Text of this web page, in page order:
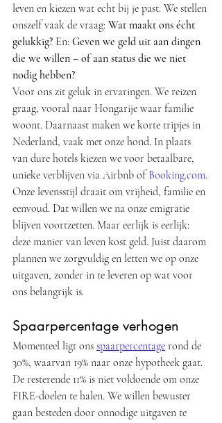
leven en kiezen wat echt bij je past. We stellen
onszelf vaak de vraag: Wat maakt ons écht
gelukkig? En: Geven we geld uit aan dingen
die we willen – of aan status die we niet
nodig hebben?
Voor ons zit geluk in ervaringen. We reizen
graag, vooral naar Hongarije waar familie
woont. Daarnaast maken we korte tripjes in
Nederland, vaak met onze hond. In plaats
van dure hotels kiezen we voor betaalbare,
unieke verblijven via Airbnb of Booking.com.
Onze levensstijl draait om vrijheid, familie en
eenvoud. Dat willen we na onze emigratie
blijven voortzetten. Maar eerlijk is eerlijk:
deze manier van leven kost geld. Juist daarom
plannen we zorgvuldig en letten we op onze
uitgaven, zonder in te leveren op wat voor
ons belangrijk is.
Spaarpercentage verhogen
Momenteel ligt ons spaarpercentage rond de
30%, waarvan 19% naar onze hypotheek gaat.
De resterende 11% is niet voldoende om onze
FIRE-doelen te halen. We willen bewuster
gaan besteden door onnodige uitgaven te